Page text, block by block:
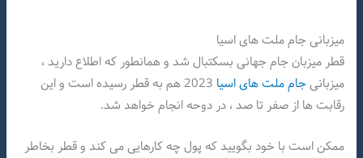
میزبانی جام ملت های اسیا
قطر میزبان جام جهانی بسکتبال شد و همانطور که اطلاع دارید ،
میزبانیجام ملت های اسیا
2023 هم به قطر رسیده است و این
رقابت ها از صفر تا صد ، در دوحه انجام خواهد شد.
ممکن است با خود بگویید که پول چه کارهایی می کند و قطر بخاطر